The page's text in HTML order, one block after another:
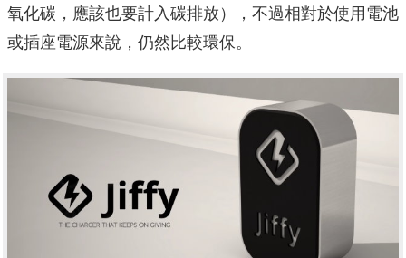
氧化碳，應該也要計入碳排放），不過相對於使用電池
或插座電源來說，仍然比較環保。